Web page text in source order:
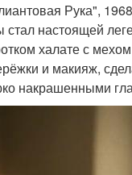
Рука",
настоящей
халате с
и макияж,
накрашенными